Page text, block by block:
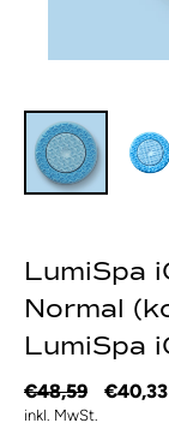
LumiSpa
Normal
LumiSpa
Normaler
Preis
€48,59 €40,33
inkl. MwSt.